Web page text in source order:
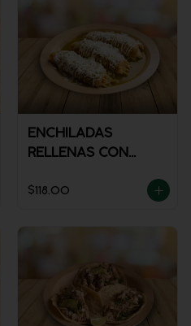
ENCHILADAS
RELLENAS CON
$118.00